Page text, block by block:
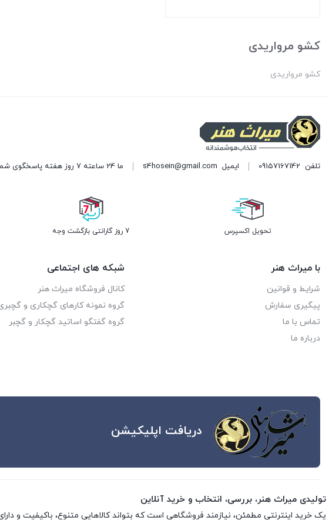
تومان150.000.
کشو مرواریدی
کشو مرواریدی
تلفن 09157167142 ایمیل s4hosein@gmail.com ما 24 ساعته 7 روز هفته پاسخگوی شما هستیم. (برای ویرایش این متن به پیکربندی پوسته > تب برچسب‌ها مراجعه نمایید.)
تحویل اکسپرس 7 روز گارانتی بازگشت وجه
با میراث هنر
شرایط و قوانین
پیگیری سفارش
تماس با ما
درباره ما
شبکه های اجتماعی
کانال فروشگاه میراث هنر
گروه نمونه کارهای گچکاری و
گروه گفتگو اساتید گچکار و گچبر
دریافت اپلیکیشن
تولیدی میراث هنر، بررسی، انتخاب و خرید آنلاین
یک خرید اینترنتی مطمئن، نیازمند فروشگاهی است که بتواند کالاهایی متنوع، باکیفیت